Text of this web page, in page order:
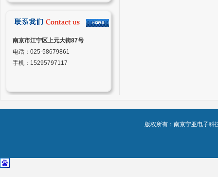
南京市江宁区上元大街87号
电话：025-58679861
手机：15295797117
版权所有：南京宁亚电子